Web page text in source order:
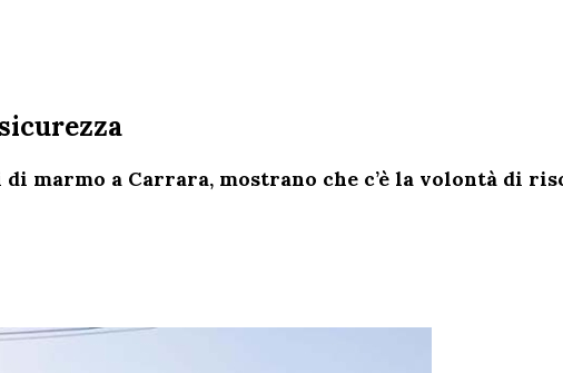
marmo a Carrara, mostrano che c’è la volontà di